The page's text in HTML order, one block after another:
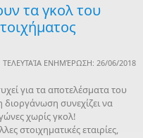
τα γκολ του
ΤΕΛΕΥΤΑΊΑ ΕΝΗΜΈΡΩΣΗ: 26/06/2018
για τα αποτελέσματα του
συνεχίζει να
χωρίς γκολ!
στοιχηματικές εταιρίες,